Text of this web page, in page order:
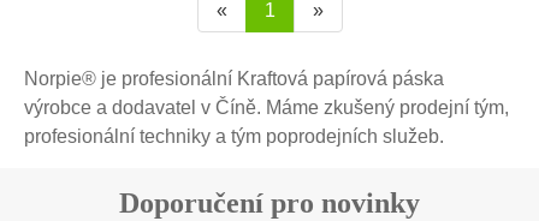
« 1 »
Norpie® je profesionální Kraftová papírová páska
výrobce a dodavatel v Číně. Máme zkušený prodejní tým,
profesionální techniky a tým poprodejních služeb.
Doporučení pro novinky